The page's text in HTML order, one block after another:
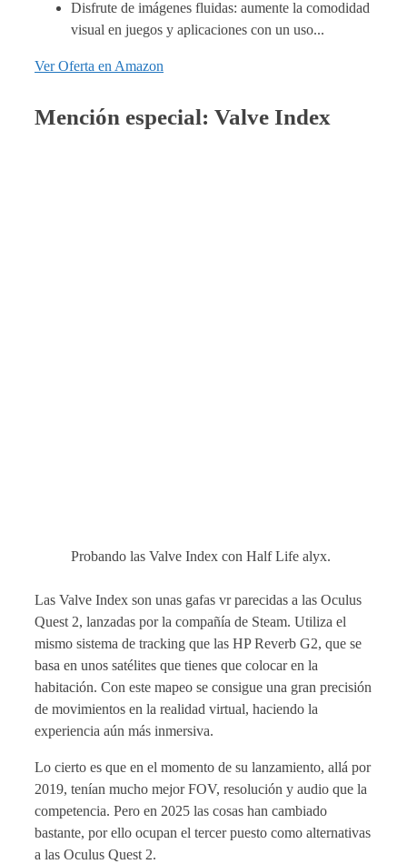
Disfrute de imágenes fluidas: aumente la comodidad
visual en juegos y aplicaciones con un uso...
Ver Oferta en Amazon
Mención especial: Valve Index
Probando las Valve Index con Half Life alyx.
Las Valve Index son unas gafas vr parecidas a las Oculus
Quest 2, lanzadas por la compañía de Steam. Utiliza el
mismo sistema de tracking que las HP Reverb G2, que se
basa en unos satélites que tienes que colocar en la
habitación. Con este mapeo se consigue una gran precisión
de movimientos en la realidad virtual, haciendo la
experiencia aún más inmersiva.
Lo cierto es que en el momento de su lanzamiento, allá por
2019, tenían mucho mejor FOV, resolución y audio que la
competencia. Pero en 2025 las cosas han cambiado
bastante, por ello ocupan el tercer puesto como alternativas
a las Oculus Quest 2.